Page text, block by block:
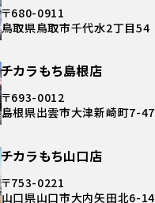
〒680-0911
鳥取県鳥取市千代水2丁目54
チカラもち島根店
〒693-0012
島根県出雲市大津新崎町7-47
チカラもち山口店
〒753-0221
山口県山口市大内矢田北6-